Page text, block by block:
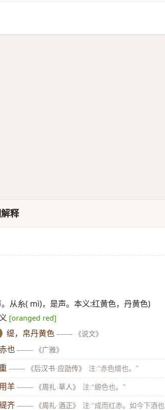
释
从糸( mì)，是声。本义:红黄色，丹黄色)
[oranged red]
缇，帛丹黄色 —— 《说文》
也 —— 《广雅》
—— 《后汉书·应劭传》 注:“赤色缯也。”
羊 —— 《周礼·草人》 注:“縓色也。”
齐 —— 《周礼·酒正》 注:“成而红赤。如今下酒